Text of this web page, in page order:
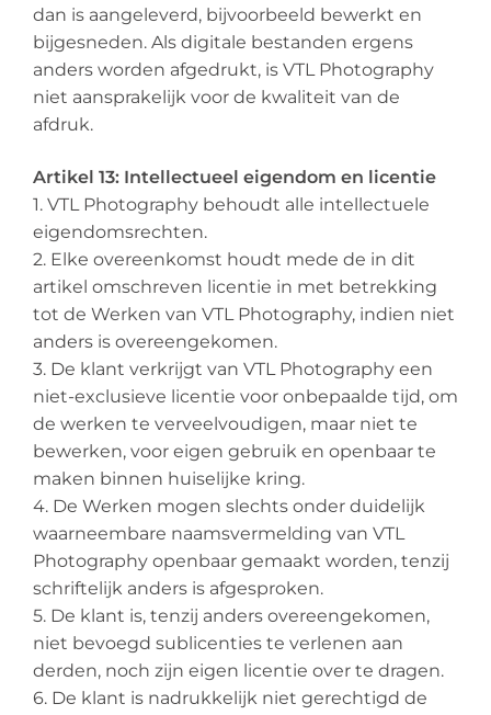
dan is aangeleverd, bijvoorbeeld bewerkt en
bijgesneden. Als digitale bestanden ergens
anders worden afgedrukt, is VTL Photography
niet aansprakelijk voor de kwaliteit van de
afdruk.
Artikel 13: Intellectueel eigendom en licentie
1. VTL Photography behoudt alle intellectuele
eigendomsrechten.
2. Elke overeenkomst houdt mede de in dit
artikel omschreven licentie in met betrekking
tot de Werken van VTL Photography, indien niet
anders is overeengekomen.
3. De klant verkrijgt van VTL Photography een
niet-exclusieve licentie voor onbepaalde tijd, om
de werken te verveelvoudigen, maar niet te
bewerken, voor eigen gebruik en openbaar te
maken binnen huiselijke kring.
4. De Werken mogen slechts onder duidelijk
waarneembare naamsvermelding van VTL
Photography openbaar gemaakt worden, tenzij
schriftelijk anders is afgesproken.
5. De klant is, tenzij anders overeengekomen,
niet bevoegd sublicenties te verlenen aan
derden, noch zijn eigen licentie over te dragen.
6. De klant is nadrukkelijk niet gerechtigd de